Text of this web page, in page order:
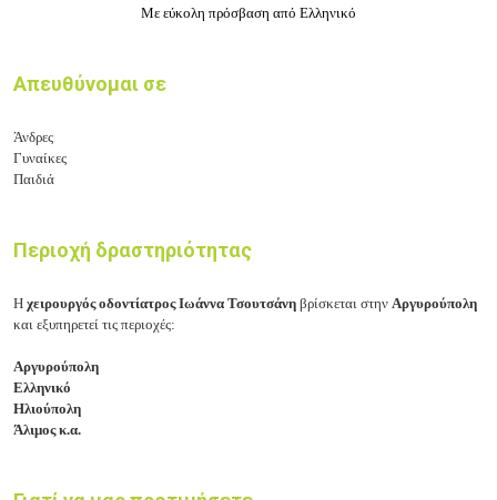
Με εύκολη πρόσβαση από Ελληνικό
Απευθύνομαι σε
Άνδρες
Γυναίκες
Παιδιά
Περιοχή δραστηριότητας
Η χειρουργός οδοντίατρος Ιωάννα Τσουτσάνη βρίσκεται στην Αργυρούπολη
και εξυπηρετεί τις περιοχές:
Αργυρούπολη
Ελληνικό
Ηλιούπολη
Άλιμος κ.α.